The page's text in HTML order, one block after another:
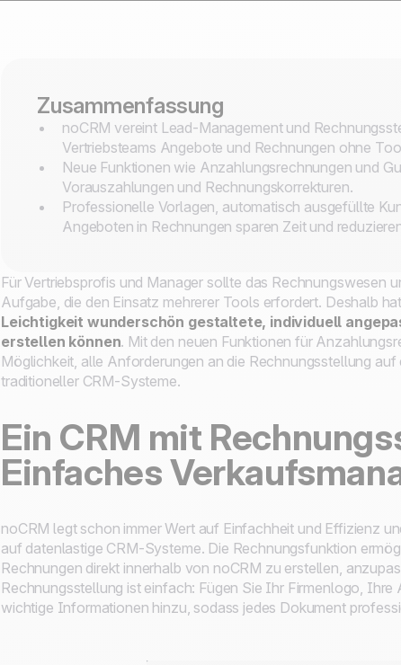
Zusammenfassung
noCRM vereint Lead-Management und
Vertriebsteams Angebote und Rechnungen ohne
Neue Funktionen wie Anzahlungsrechnungen und
Vorauszahlungen und Rechnungskorrekturen.
Professionelle Vorlagen, automatisch ausgefüllte
Angeboten in Rechnungen sparen Zeit und
Für Vertriebsprofis und Manager sollte das Rechnungswesen
Aufgabe, die den Einsatz mehrerer Tools erfordert. Deshalb
Leichtigkeit wunderschön gestaltete, individuell
erstellen können. Mit den neuen Funktionen für
Möglichkeit, alle Anforderungen an die Rechnungsstellung
traditioneller CRM-Systeme.
Ein CRM mit
Einfaches
noCRM legt schon immer Wert auf Einfachheit und Effizienz
auf datenlastige CRM-Systeme. Die Rechnungsfunktion
Rechnungen direkt innerhalb von noCRM zu erstellen,
Rechnungsstellung ist einfach: Fügen Sie Ihr Firmenlogo,
wichtige Informationen hinzu, sodass jedes Dokument